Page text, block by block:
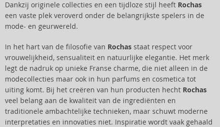
Dankzij originele collecties en een tijdloze stijl heeft Rochas
een vaste plek veroverd onder de belangrijkste spelers in de
mode- en geurwereld.
In het hart van de filosofie van Rochas staat respect voor
vrouwelijkheid, sensualiteit en natuurlijke elegantie. Het merk
legt de nadruk op unieke Franse charme, die niet alleen in de
modecollecties maar ook in hun parfums en cosmetica tot
uiting komt. Bij het creëren van hun producten hecht Rochas
veel belang aan de kwaliteit van de ingrediënten en
traditionele ambachtelijke technieken, maar schuwt moderne
interpretaties en innovaties niet. Inspiratie wordt vaak gehaald